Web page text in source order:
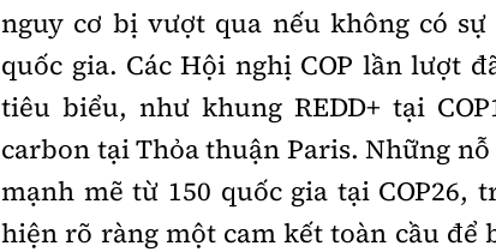
nguy cơ bị vượt qua nếu không có
quốc gia. Các Hội nghị COP lần lượt
tiêu biểu, như khung REDD+ tại
carbon tại Thỏa thuận Paris. Những
mạnh mẽ từ 150 quốc gia tại COP26,
hiện rõ ràng một cam kết toàn cầu để